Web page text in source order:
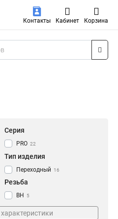
Контакты Кабинет Корзина
Серия
PRO 22
Тип изделия
Переходный 16
Резьба
ВН 5
НР 5